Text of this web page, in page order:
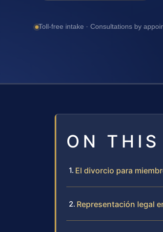
Toll-free intake · Consultations by
ON THIS
El divorcio para
Representación legal